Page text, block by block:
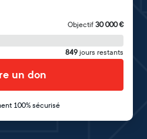
Objectif 30 000€
849 jours restants
un don
100% sécurisé